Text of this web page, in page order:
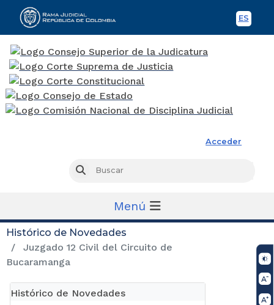
ES
Acceder
Buscar
Menú
Histórico de Novedades
Juzgado 12 Civil del Circuito de
Bucaramanga
Histórico de Novedades